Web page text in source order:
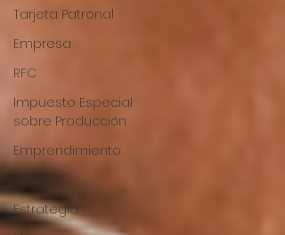
Tarjeta Patronal
Empresa
RFC
Impuesto Especial
sobre Producción
Emprendimiento
Estrategia